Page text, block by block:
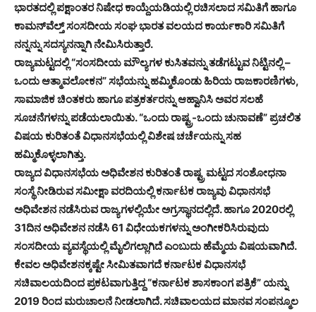
ಭಾರತದಲ್ಲಿ ಪಕ್ಷಾಂತರ ನಿಷೇಧ ಕಾಯ್ದೆಯಡಿಯಲ್ಲಿ ರಚಿಸಲಾದ ಸಮಿತಿಗೆ ಹಾಗೂ
ಕಾಮನ್‍ವೆಲ್ತ್ ಸಂಸದೀಯ ಸಂಘ ಭಾರತ ವಲಯದ ಕಾರ್ಯಕಾರಿ ಸಮಿತಿಗೆ
ನನ್ನನ್ನು ಸದಸ್ಯನನ್ನಾಗಿ ನೇಮಿಸಿರುತ್ತಾರೆ.
ರಾಜ್ಯಮಟ್ಟದಲ್ಲಿ “ಸಂಸದೀಯ ಮೌಲ್ಯಗಳ ಕುಸಿತವನ್ನು ತಡೆಗಟ್ಟುವ ನಿಟ್ಟಿನಲ್ಲಿ –
ಒಂದು ಆತ್ಮಾವಲೋಕನ” ಸಭೆಯನ್ನು ಹಮ್ಮಿಕೊಂಡು ಹಿರಿಯ ರಾಜಕಾರಣಿಗಳು,
ಸಾಮಾಜಿಕ ಚಿಂತಕರು ಹಾಗೂ ಪತ್ರಕರ್ತರನ್ನು ಆಹ್ವಾನಿಸಿ ಅವರ ಸಲಹೆ
ಸೂಚನೆಗಳನ್ನು ಪಡೆಯಲಾಯಿತು. “ಒಂದು ರಾಷ್ಟ್ರ-ಒಂದು ಚುನಾವಣೆ” ಪ್ರಚಲಿತ
ವಿಷಯ ಕುರಿತಂತೆ ವಿಧಾನಸಭೆಯಲ್ಲಿ ವಿಶೇಷ ಚರ್ಚೆಯನ್ನು ಸಹ
ಹಮ್ಮಿಕೊಳ್ಳಲಾಗಿತ್ತು.
ರಾಜ್ಯದ ವಿಧಾನಸಭೆಯ ಅಧಿವೇಶನ ಕುರಿತಂತೆ ರಾಷ್ಟ್ರ ಮಟ್ಟದ ಸಂಶೋಧನಾ
ಸಂಸ್ಥೆ ನೀಡಿರುವ ಸಮೀಕ್ಷಾ ವರದಿಯಲ್ಲಿ ಕರ್ನಾಟಕ ರಾಜ್ಯವು ವಿಧಾನಸಭೆ
ಅಧಿವೇಶನ ನಡೆಸಿರುವ ರಾಜ್ಯಗಳಲ್ಲಿಯೇ ಅಗ್ರಸ್ಥಾನದಲ್ಲಿದೆ. ಹಾಗೂ 2020ರಲ್ಲಿ
31ದಿನ ಅಧಿವೇಶನ ನಡೆಸಿ 61 ವಿಧೇಯಕಗಳನ್ನು ಅಂಗೀಕರಿಸಿರುವುದು
ಸಂಸದೀಯ ವ್ಯವಸ್ಥೆಯಲ್ಲಿ ಮೈಲಿಗಲ್ಲಾಗಿದೆ ಎಂಬುದು ಹೆಮ್ಮೆಯ ವಿಷಯವಾಗಿದೆ.
ಕೇವಲ ಅಧಿವೇಶನಕ್ಕಷ್ಟೇ ಸೀಮಿತವಾಗದೆ ಕರ್ನಾಟಕ ವಿಧಾನಸಭೆ
ಸಚಿವಾಲಯದಿಂದ ಪ್ರಕಟವಾಗುತ್ತಿದ್ದ “ಕರ್ನಾಟಕ ಶಾಸಕಾಂಗ ಪತ್ರಿಕೆ” ಯನ್ನು
2019 ರಿಂದ ಮರುಚಾಲನೆ ನೀಡಲಾಗಿದೆ. ಸಚಿವಾಲಯದ ಮಾನವ ಸಂಪನ್ಮೂಲ